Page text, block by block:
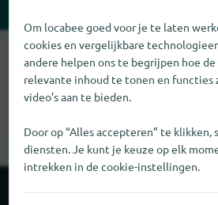
Sorry, we kunnen Vintage Sports
vinden. Als u weet waar Vintage
Om locabee goed voor je te laten
cookies en vergelijkbare
andere helpen ons te begrijpen hoe
relevante inhoud te tonen en functies
video’s aan te bieden.
Door op “Alles accepteren” te klikken,
diensten. Je kunt je keuze op elk
intrekken in de cookie-instellingen.